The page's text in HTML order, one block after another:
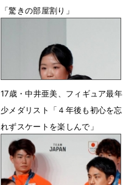
「驚きの部屋割り」
17歳・中井亜美、フィギュア最年
少メダリスト「４年後も初心を忘
れずスケートを楽しんで」
2月26日 08時49分